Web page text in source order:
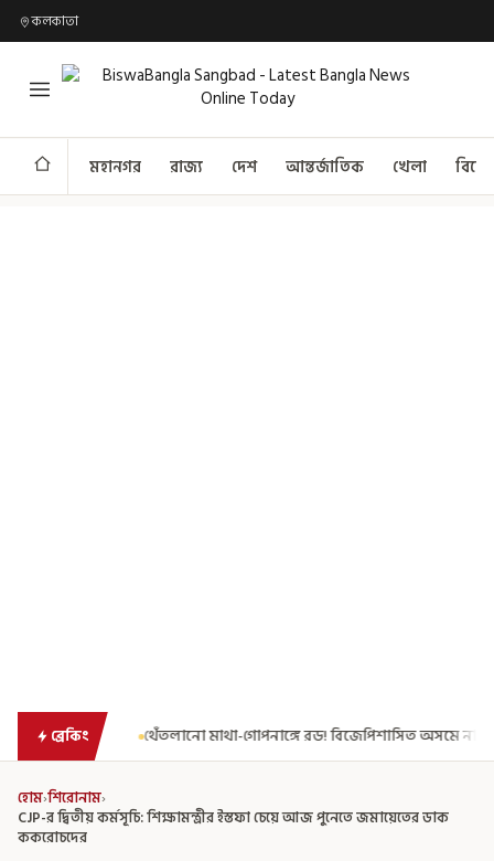
কলকাতা
মহানগর রাজ্য দেশ আন্তর্জাতিক খেলা
ব্রেকিং
বিজেপিশাসিত অসমে নাবালিকার নৃশংস পরিণতি ব্রড পর্বতশৃঙ্গে
হোম›শিরোনাম›
CJP-র দ্বিতীয় কর্মসূচি: শিক্ষামন্ত্রীর ইস্তফা চেয়ে আজ পুনেতে জমায়েতের ডাক
ককরোচদের